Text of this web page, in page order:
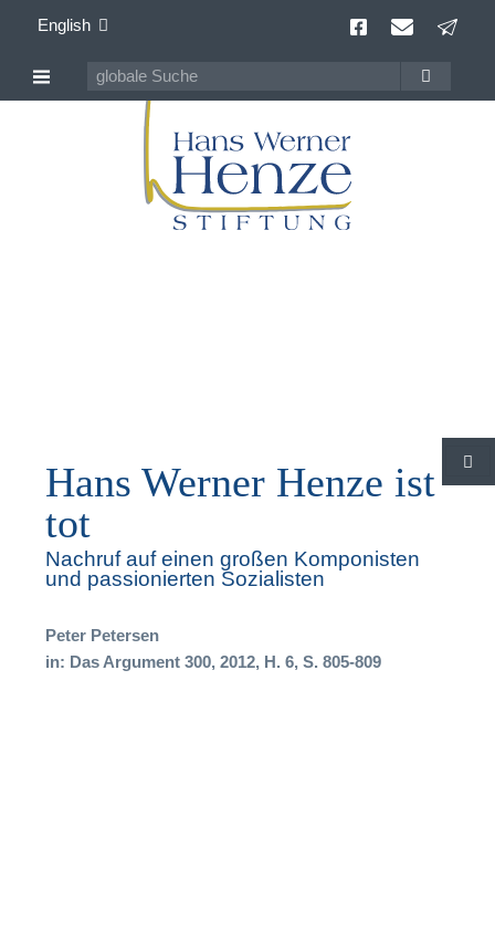
English
Hans Werner Henze ist
tot
Nachruf auf einen großen Komponisten
und passionierten Sozialisten
Peter Petersen
in: Das Argument 300, 2012, H. 6, S. 805-809